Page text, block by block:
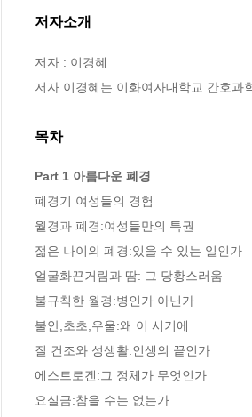
저자소개
저자 : 이경혜
저자 이경혜는 이화여자대학교 간호
목차
Part 1 아름다운 폐경
폐경기 여성들의 경험
월경과 폐경:여성들만의 특권
젊은 나이의 폐경:있을 수 있는 일인가
얼굴화끈거림과 땀: 그 당황스러움
불규칙한 월경:병인가 아닌가
불안,초초,우울:왜 이 시기에
질 건조와 성생활:인생의 끝인가
에스트로겐:그 정체가 무엇인가
요실금:참을 수는 없는가